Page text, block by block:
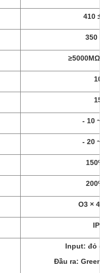
410
350
- 10
- 20
O3 ×
Input: đỏ
Đầu ra: